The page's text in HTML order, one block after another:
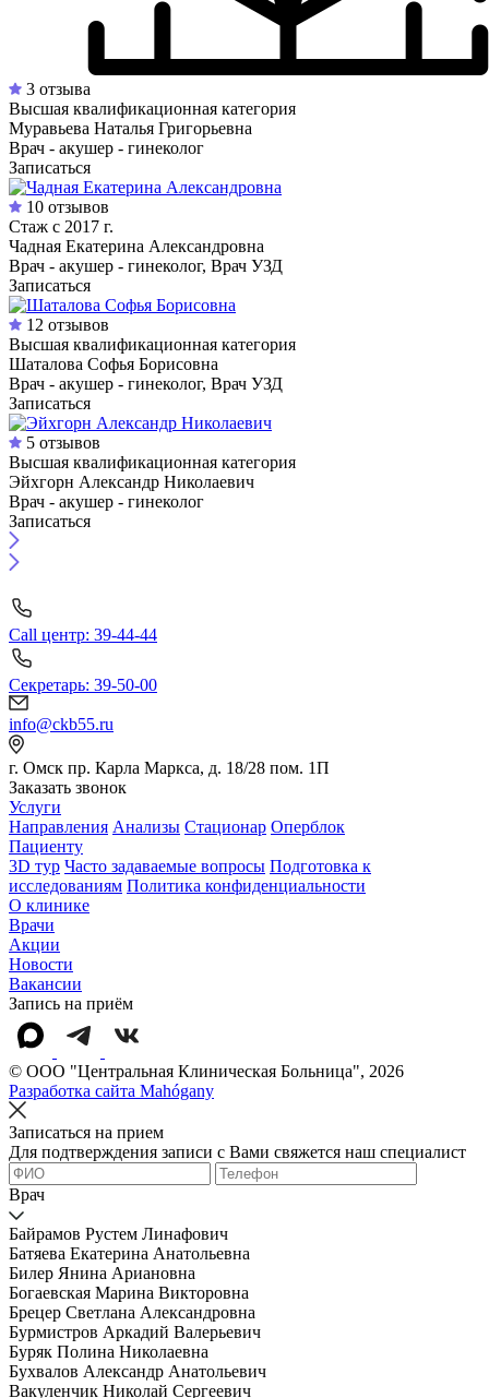
3 отзыва
Высшая квалификационная категория
Муравьева Наталья Григорьевна
Врач - акушер - гинеколог
Записаться
10 отзывов
Стаж с 2017 г.
Чадная Екатерина Александровна
Врач - акушер - гинеколог, Врач УЗД
Записаться
12 отзывов
Высшая квалификационная категория
Шаталова Софья Борисовна
Врач - акушер - гинеколог, Врач УЗД
Записаться
5 отзывов
Высшая квалификационная категория
Эйхгорн Александр Николаевич
Врач - акушер - гинеколог
Записаться
Call центр: 39-44-44
Секретарь: 39-50-00
info@ckb55.ru
г. Омск пр. Карла Маркса, д. 18/28 пом. 1П
Заказать звонок
Услуги
Направления Анализы Стационар Оперблок
Пациенту
3D тур Часто задаваемые вопросы Подготовка к
исследованиям Политика конфиденциальности
О клинике
Врачи
Акции
Новости
Вакансии
Запись на приём
© OOO "Центральная Клиническая Больница", 2026
Разработка сайта Mahógany
Записаться на прием
Для подтверждения записи с Вами свяжется наш специалист
Врач
Байрамов Рустем Линафович
Батяева Екатерина Анатольевна
Билер Янина Ариановна
Богаевская Марина Викторовна
Брецер Светлана Александровна
Бурмистров Аркадий Валерьевич
Буряк Полина Николаевна
Бухвалов Александр Анатольевич
Вакуленчик Николай Сергеевич